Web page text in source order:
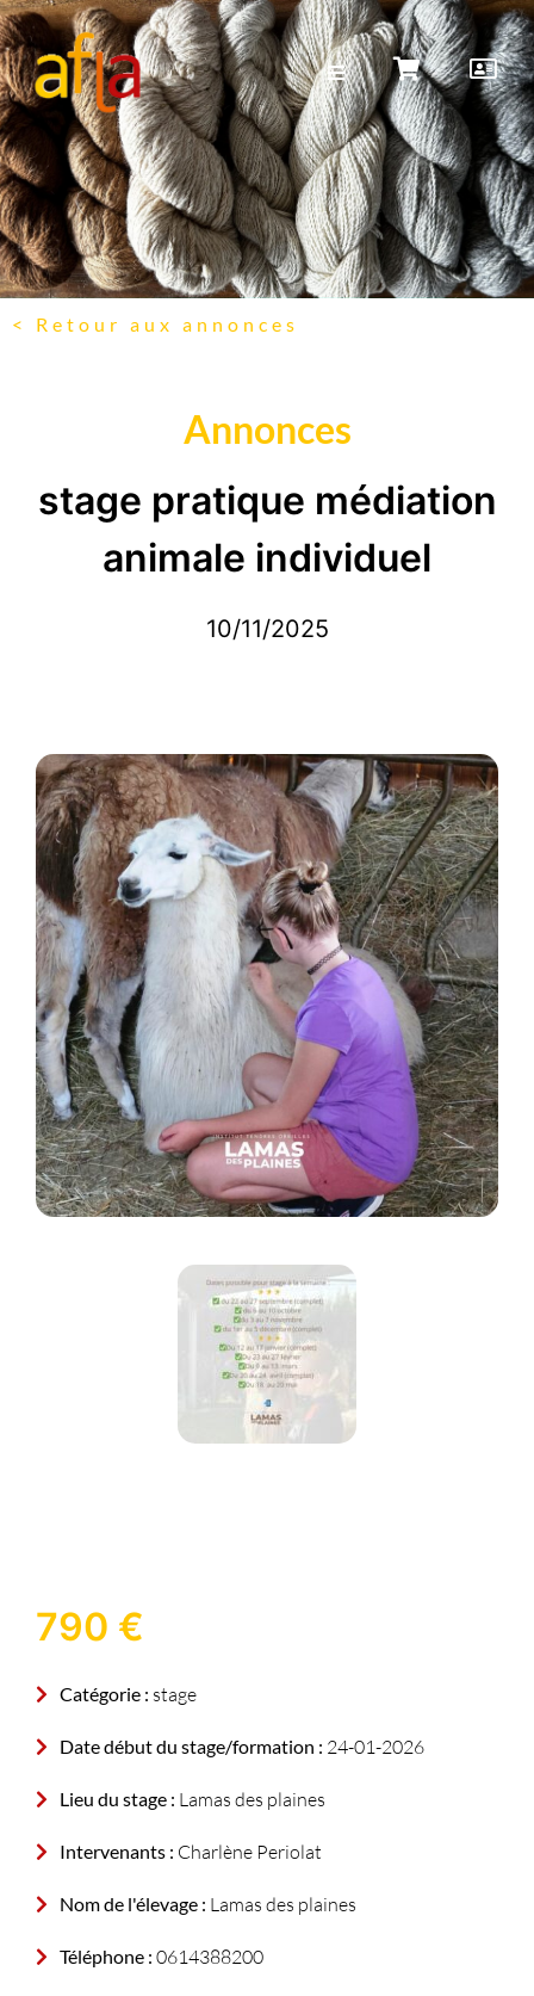
< Retour aux annonces
Annonces
stage pratique médiation
animale individuel
10/11/2025
790 €
Catégorie : stage
Date début du stage/formation : 24-01-2026
Lieu du stage : Lamas des plaines
Intervenants : Charlène Periolat
Nom de l'élevage : Lamas des plaines
Téléphone : 0614388200